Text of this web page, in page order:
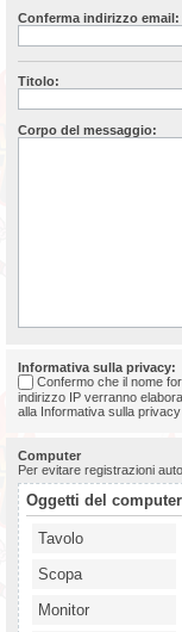
Conferma indirizzo email:
Titolo:
Corpo del messaggio:
Informativa sulla privacy:
Confermo che il nome
indirizzo IP verranno
alla Informativa sulla privacy
Computer
Per evitare registrazioni
Oggetti del computer
Tavolo
Scopa
Monitor